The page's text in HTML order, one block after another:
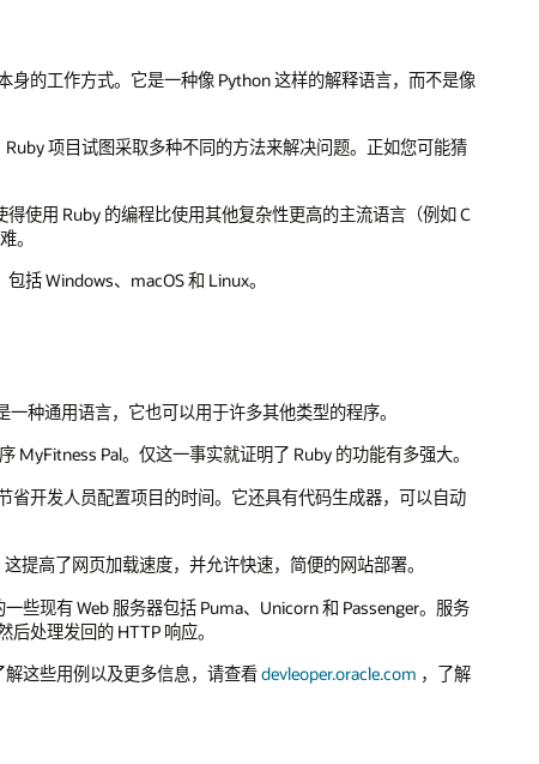
的工作方式。它是一种像 Python 这样的解释语言，而不是像
项目试图采取多种不同的方法来解决问题。正如您可能猜
使用 Ruby 的编程比使用其他复杂性更高的主流语言（例如 C
。
括 Windows、macOS 和 Linux。
种通用语言，它也可以用于许多其他类型的程序。
Pal。仅这一事实就证明了 Ruby 的功能有多强大。
省开发人员配置项目的时间。它还具有代码生成器，可以自动
提高了网页加载速度，并允许快速，简便的网站部署。
些现有 Web 服务器包括 Puma、Unicorn 和 Passenger。服务
处理发回的 HTTP 响应。
解这些用例以及更多信息，请查看devleoper.oracle.com ，了解